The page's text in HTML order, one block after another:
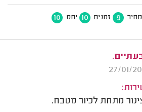
מחיר 9 זמנים 10 יחס 10
מתחת לכיור מטבח.